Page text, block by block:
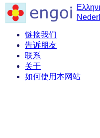
链接我们
告诉朋友
联系
关于
如何使用本网站